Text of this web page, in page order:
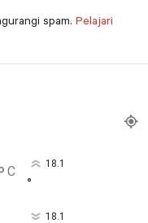
spam. Pelajari
C 18.1
°
18.1